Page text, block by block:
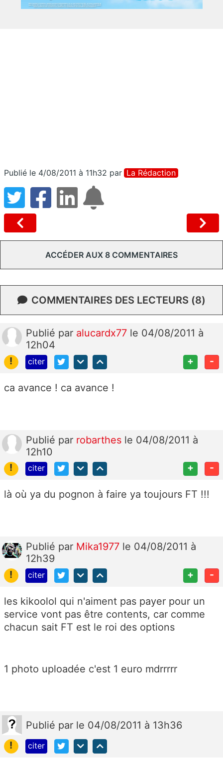
Publié le 4/08/2011 à 11h32 par La Rédaction
ACCÉDER AUX 8 COMMENTAIRES
COMMENTAIRES DES LECTEURS (8)
Publié par alucardx77 le 04/08/2011 à
12h04
!
citer + -
ca avance ! ca avance !
Publié par robarthes le 04/08/2011 à
12h10
!
citer + -
là où ya du pognon à faire ya toujours FT !!!
Publié par Mika1977 le 04/08/2011 à
12h39
!
citer + -
les kikoolol qui n'aiment pas payer pour un
service vont pas être contents, car comme
chacun sait FT est le roi des options
1 photo uploadée c'est 1 euro mdrrrrr
Publié par le 04/08/2011 à 13h36
!
citer